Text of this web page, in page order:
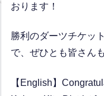
おります！
勝利のダーツチケッ
で、ぜひとも皆さん
【English】